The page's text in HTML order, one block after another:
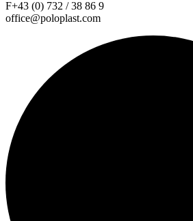
F+43 (0) 732 / 38 86 9
office@poloplast.com